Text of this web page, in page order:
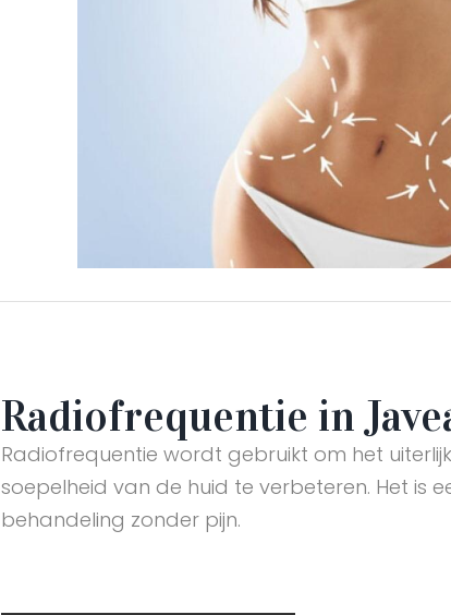
Radiofrequentie in
Radiofrequentie wordt gebruikt om het
soepelheid van de huid te verbeteren. Het is
behandeling zonder pijn.